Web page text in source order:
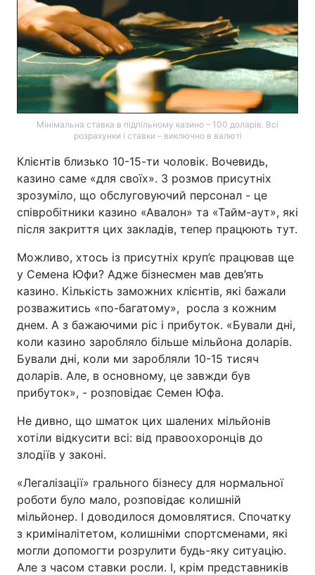
Мінімальна ставка в підпільному казино – 100 доларів. Всі
розрахунки і ставки – виключно в валюті
Клієнтів близько 10-15-ти чоловік. Вочевидь,
казино саме «для своїх». З розмов присутніх
зрозуміло, що обслуговуючий персонал - це
співробітники казино «Авалон» та «Тайм-аут», які
після закриття цих закладів, тепер працюють тут.
Можливо, хтось із присутніх круп’є працював ще
у Семена Юфи? Адже бізнесмен мав дев’ять
казино. Кількість заможних клієнтів, які бажали
розважитись «по-багатому», росла з кожним
днем. А з бажаючими ріс і прибуток. «Бували дні,
коли казино заробляло більше мільйона доларів.
Бували дні, коли ми заробляли 10-15 тисяч
доларів. Але, в основному, це завжди був
прибуток», - розповідає Семен Юфа.
Не дивно, що шматок цих шалених мільйонів
хотіли відкусити всі: від правоохоронців до
злодіїв у законі.
«Легалізації» грального бізнесу для нормальної
роботи було мало, розповідає колишній
мільйонер. І доводилося домовлятися. Спочатку
з криміналітетом, колишніми спортсменами, які
могли допомогти розрулити будь-яку ситуацію.
Але з часом ставки росли. І, крім представників